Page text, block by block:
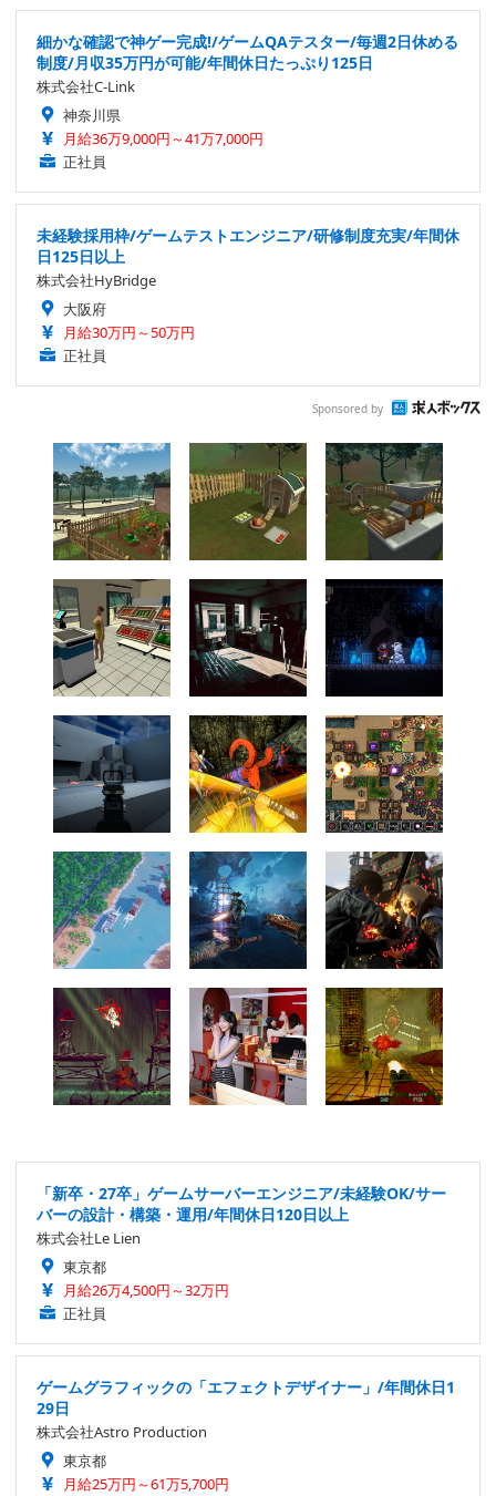
細かな確認で神ゲー完成!/ゲームQAテスター/毎週2日休める
制度/月収35万円が可能/年間休日たっぷり125日
株式会社C-Link
神奈川県
月給36万9,000円～41万7,000円
正社員
未経験採用枠/ゲームテストエンジニア/研修制度充実/年間休
日125日以上
株式会社HyBridge
大阪府
月給30万円～50万円
正社員
Sponsored by
「新卒・27卒」ゲームサーバーエンジニア/未経験OK/サー
バーの設計・構築・運用/年間休日120日以上
株式会社Le Lien
東京都
月給26万4,500円～32万円
正社員
ゲームグラフィックの「エフェクトデザイナー」/年間休日1
29日
株式会社Astro Production
東京都
月給25万円～61万5,700円